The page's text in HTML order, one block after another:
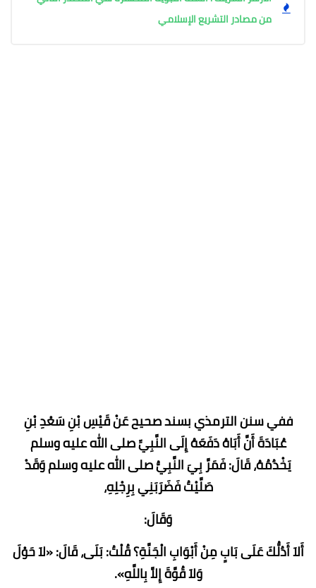
من مصادر التشريع الإسلامي
ففي سنن الترمذي بسند صحيح عَنْ قَيْسِ بْنِ سَعْدِ بْنِ
عُبَادَةَ أَنَّ أَبَاهُ دَفَعَهُ إِلَى النَّبِيِّ صلى الله عليه وسلم
يَخْدُمُهُ، قَالَ: فَمَرَّ بِيَ النَّبِيُّ صلى الله عليه وسلم وَقَدْ
صَلَّيْتُ فَضَرَبَنِي بِرِجْلِهِ،
وَقَالَ:
أَلاَ أَدُلُّكَ عَلَى بَابٍ مِنْ أَبْوَابِ الْجَنَّةِ؟ قُلْتُ: بَلَى، قَالَ: «لاَ حَوْلَ
وَلاَ قُوَّةَ إِلاَّ بِاللَّهِ».